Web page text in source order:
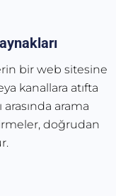
bir web sitesine
kanallara atıfta
arama
doğrudan